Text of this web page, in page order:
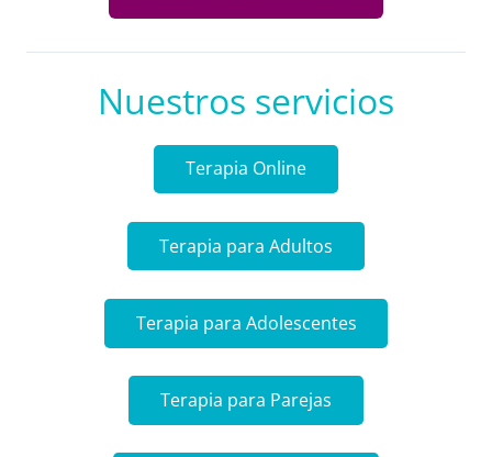
Nuestros servicios
Terapia Online
Terapia para Adultos
Terapia para Adolescentes
Terapia para Parejas